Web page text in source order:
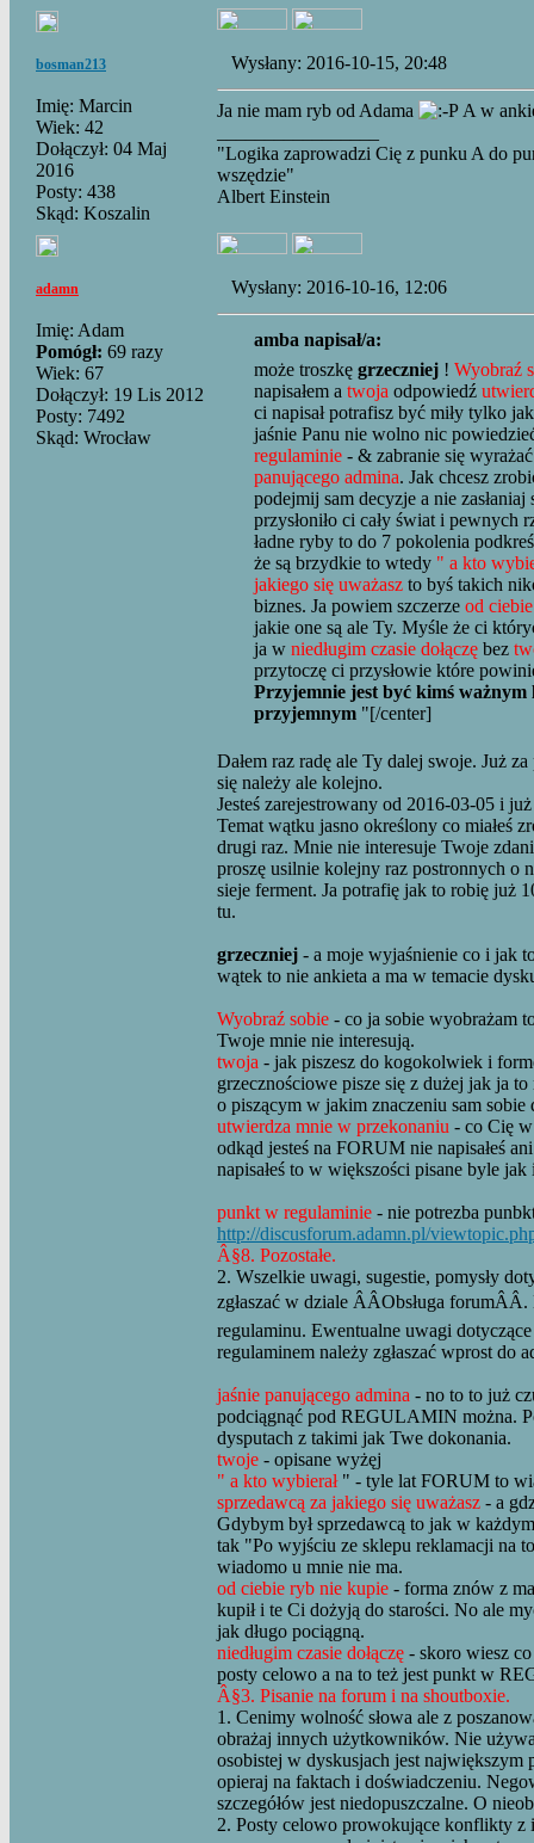
bosman213
Imię: Marcin
Wiek: 42
Dołączył: 04 Maj
2016
Posty: 438
Skąd: Koszalin
Wysłany: 2016-10-15, 20:48
Ja nie mam ryb od Adama
A w
"Logika zaprowadzi Cię z punku A do
wszędzie"
Albert Einstein
adamn
Imię: Adam
Pomógł: 69 razy
Wiek: 67
Dołączył: 19 Lis 2012
Posty: 7492
Skąd: Wrocław
Wysłany: 2016-10-16, 12:06
amba napisał/a:
może troszkę grzeczniej! Wyobraź
napisałem a twoja odpowiedź
ci napisał potrafisz być miły tylko
jaśnie Panu nie wolno nic
regulaminie - & zabranie się
panującego admina. Jak chcesz
podejmij sam decyzje a nie
przysłoniło ci cały świat i pewnych
ładne ryby to do 7 pokolenia
że są brzydkie to wtedy " a kto
jakiego się uważaszto byś takich
biznes. Ja powiem szczerzeod
jakie one są ale Ty. Myśle że ci
ja w niedługim czasie dołączębez
przytoczę ci przysłowie które
Przyjemnie jest być kimś ważnym
przyjemnym"[/center]
Dałem raz radę ale Ty dalej swoje. Już
się należy ale kolejno.
Jesteś zarejestrowany od 2016-03-05 i
Temat wątku jasno określony co miałeś
drugi raz. Mnie nie interesuje Twoje
proszę usilnie kolejny raz postronnych o
sieje ferment. Ja potrafię jak to robię już
tu.
grzeczniej - a moje wyjaśnienie co i jak
wątek to nie ankieta a ma w temacie
Wyobraź sobie - co ja sobie wyobrażam
Twoje mnie nie interesują.
twoja - jak piszesz do kogokolwiek i
grzecznościowe pisze się z dużej jak ja
o piszącym w jakim znaczeniu sam sobie
utwierdza mnie w przekonaniu - co Cię
odkąd jesteś na FORUM nie napisałeś
napisałeś to w większości pisane byle
punkt w regulaminie - nie potrezba
http://discusforum.adamn.pl/
Â§8. Pozostałe.
2. Wszelkie uwagi, sugestie, pomysły
zgłaszać w dziale ÂÂObsługa
regulaminu. Ewentualne uwagi
regulaminem należy zgłaszać wprost do
jaśnie panującego admina - no to to już
podciągnąć pod REGULAMIN można.
dysputach z takimi jak Twe dokonania.
twoje - opisane wyżęj
" a kto wybierał " - tyle lat FORUM to
sprzedawcą za jakiego się uważasz - a
Gdybym był sprzedawcą to jak w
tak "Po wyjściu ze sklepu reklamacji na
wiadomo u mnie nie ma.
od ciebie ryb nie kupie - forma znów z
kupił i te Ci dożyją do starości. No ale
jak długo pociągną.
niedługim czasie dołączę - skoro wiesz co
posty celowo a na to też jest punkt w
Â§3. Pisanie na forum i na shoutboxie.
1. Cenimy wolność słowa ale z
obrażaj innych użytkowników. Nie
osobistej w dyskusjach jest
opieraj na faktach i doświadczeniu.
szczegółów jest niedopuszczalne. O
2. Posty celowo prowokujące konflikty